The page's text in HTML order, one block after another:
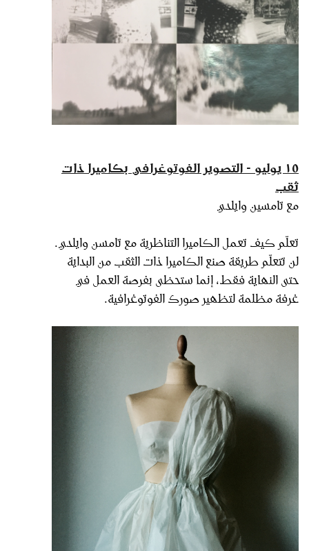
١٥ يوليو - التصوير الفوتوغرافي بكاميرا ذات
ثقب
مع تامسين وايلدي
تعلّم كيف تعمل الكاميرا التناظرية مع تامسن وايلدي.
لن تتعلّم طريقة صنع الكاميرا ذات الثقب من البداية
حتى النهاية فقط، إنما ستحظى بفرصة العمل في
غرفة مظلمة لتظهير صورك الفوتوغرافية.